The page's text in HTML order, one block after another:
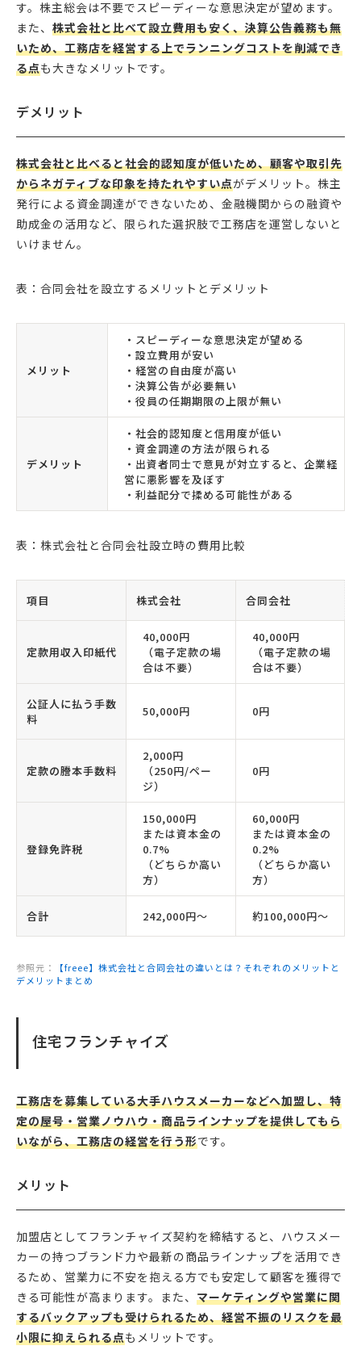
す。株主総会は不要でスピーディーな意思決定が望めます。
また、 株式会社と比べて設立費用も安く、決算公告義務も無
いため、工務店を経営する上でランニングコストを削減でき
る点も大きなメリットです。
デメリット
株式会社と比べると社会的認知度が低いため、顧客や取引先
からネガティブな印象を持たれやすい点がデメリット。株主
発行による資金調達ができないため、金融機関からの融資や
助成金の活用など、限られた選択肢で工務店を運営しないと
いけません。
表：合同会社を設立するメリットとデメリット
メリット
・スピーディーな意思決定が望める
・設立費用が安い
・経営の自由度が高い
・決算公告が必要無い
・役員の任期期限の上限が無い
デメリット
・社会的認知度と信用度が低い
・資金調達の方法が限られる
・出資者同士で意見が対立すると、企業経
営に悪影響を及ぼす
・利益配分で揉める可能性がある
表：株式会社と合同会社設立時の費用比較
項目 株式会社 合同会社
定款用収入印紙代
40,000円
（電子定款の場
合は不要）
40,000円
（電子定款の場
合は不要）
公証人に払う手数
料
50,000円 0円
定款の謄本手数料
2,000円
（250円/ペー
ジ）
0円
登録免許税
150,000円
または資本金の
0.7%
（どちらか高い
方）
60,000円
または資本金の
0.2%
（どちらか高い
方）
合計 242,000円〜 約100,000円〜
参照元：
【freee】株式会社と合同会社の違いとは？それぞれのメリットと
デメリットまとめ
住宅フランチャイズ
工務店を募集している大手ハウスメーカーなどへ加盟し、特
定の屋号・営業ノウハウ・商品ラインナップを提供してもら
いながら、工務店の経営を行う形です。
メリット
加盟店としてフランチャイズ契約を締結すると、ハウスメー
カーの持つブランド力や最新の商品ラインナップを活用でき
るため、営業力に不安を抱える方でも安定して顧客を獲得で
きる可能性が高まります。また、 マーケティングや営業に関
するバックアップも受けられるため、経営不振のリスクを最
小限に抑えられる点もメリットです。